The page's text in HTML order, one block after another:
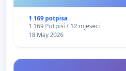
1 169 potpisa
1 169 Potpisi / 12 mjeseci
18 May 2026